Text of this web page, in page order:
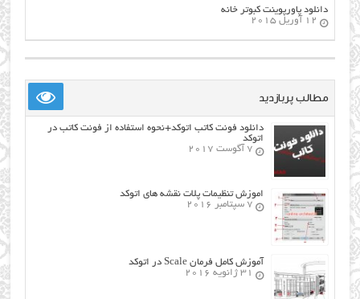
دانلود پاورپوینت کبوتر خانه
12 آوریل 2015
مطالب پربازدید
دانلود فونت کاتب اتوکد+نحوه استفاده از فونت کاتب در
اتوکد
7 آگوست 2017
اموزش تنظیمات پلات نقشه های اتوکد
7 سپتامبر 2016
آموزش کامل فرمان Scale در اتوکد
31 ژانویه 2016